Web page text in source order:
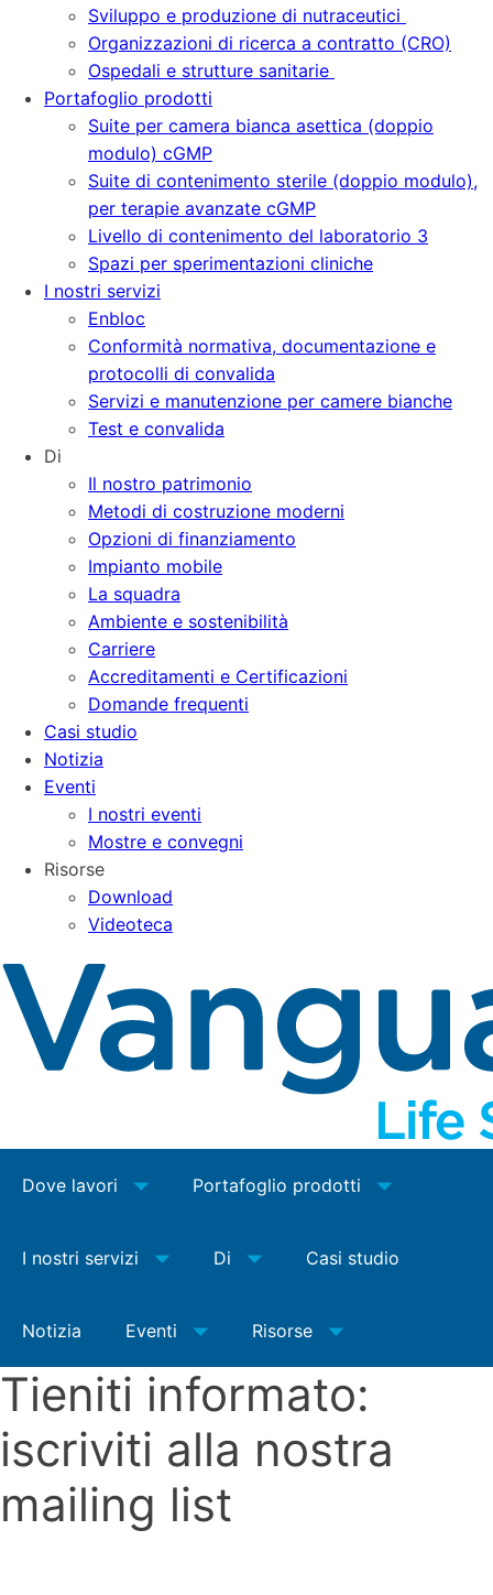
Sviluppo e produzione di nutraceutici
Organizzazioni di ricerca a contratto (CRO)
Ospedali e strutture sanitarie
Portafoglio prodotti
Suite per camera bianca asettica (doppio
modulo) cGMP
Suite di contenimento sterile (doppio modulo),
per terapie avanzate cGMP
Livello di contenimento del laboratorio 3
Spazi per sperimentazioni cliniche
I nostri servizi
Enbloc
Conformità normativa, documentazione e
protocolli di convalida
Servizi e manutenzione per camere bianche
Test e convalida
Di
Il nostro patrimonio
Metodi di costruzione moderni
Opzioni di finanziamento
Impianto mobile
La squadra
Ambiente e sostenibilità
Carriere
Accreditamenti e Certificazioni
Domande frequenti
Casi studio
Notizia
Eventi
I nostri eventi
Mostre e convegni
Risorse
Download
Videoteca
Dove lavori Portafoglio prodotti
I nostri servizi Di Casi studio
Notizia Eventi Risorse
Tieniti informato:
iscriviti alla nostra
mailing list